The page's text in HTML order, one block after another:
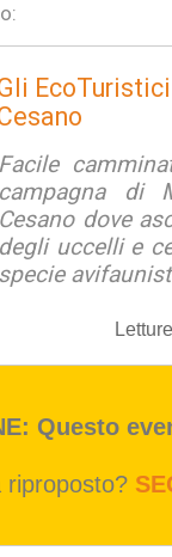
Facile
campagna di
Cesano dove
degli uccelli e
specie
Questo
riproposto?